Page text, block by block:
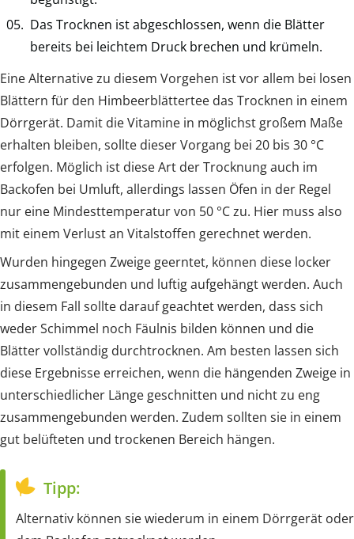
Das Trocknen ist abgeschlossen, wenn die Blätter
bereits bei leichtem Druck brechen und krümeln.
Eine Alternative zu diesem Vorgehen ist vor allem bei losen
Blättern für den Himbeerblättertee das Trocknen in einem
Dörrgerät. Damit die Vitamine in möglichst großem Maße
erhalten bleiben, sollte dieser Vorgang bei 20 bis 30 °C
erfolgen. Möglich ist diese Art der Trocknung auch im
Backofen bei Umluft, allerdings lassen Öfen in der Regel
nur eine Mindesttemperatur von 50 °C zu. Hier muss also
mit einem Verlust an Vitalstoffen gerechnet werden.
Wurden hingegen Zweige geerntet, können diese locker
zusammengebunden und luftig aufgehängt werden. Auch
in diesem Fall sollte darauf geachtet werden, dass sich
weder Schimmel noch Fäulnis bilden können und die
Blätter vollständig durchtrocknen. Am besten lassen sich
diese Ergebnisse erreichen, wenn die hängenden Zweige in
unterschiedlicher Länge geschnitten und nicht zu eng
zusammengebunden werden. Zudem sollten sie in einem
gut belüfteten und trockenen Bereich hängen.
Tipp:
Alternativ können sie wiederum in einem Dörrgerät oder